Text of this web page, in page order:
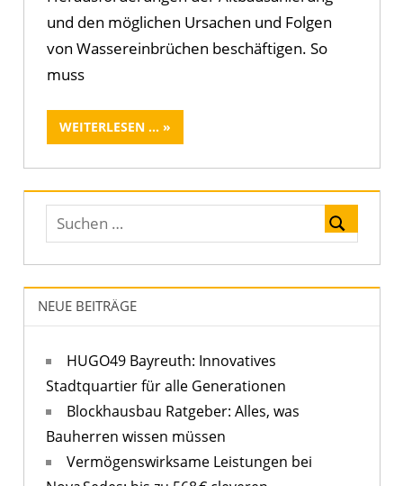
und den möglichen Ursachen und Folgen
von Wassereinbrüchen beschäftigen. So
muss
WEITERLESEN ...
NEUE BEITRÄGE
HUGO49 Bayreuth: Innovatives
Stadtquartier für alle Generationen
Blockhausbau Ratgeber: Alles, was
Bauherren wissen müssen
Vermögenswirksame Leistungen bei